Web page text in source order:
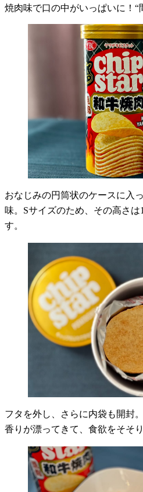
焼肉味で口の中がいっぱいに！“
おなじみの円筒状のケースに入
味。Sサイズのため、その高さは
す。
フタを外し、さらに内袋も開封
香りが漂ってきて、食欲をそそり